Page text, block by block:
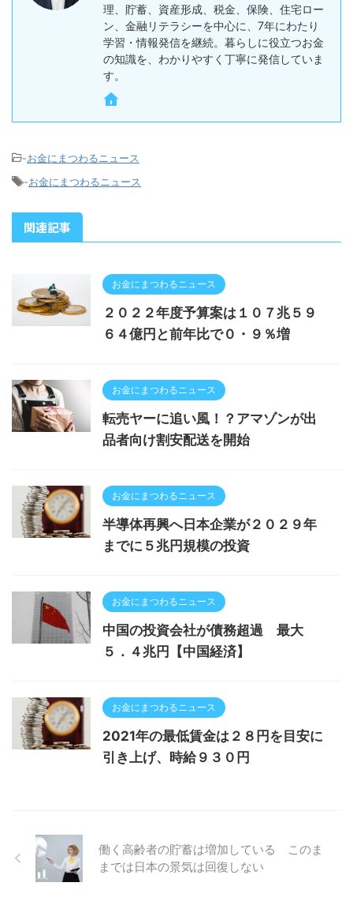
理、貯蓄、資産形成、税金、保険、住宅ロー
ン、金融リテラシーを中心に、7年にわたり
学習・情報発信を継続。暮らしに役立つお金
の知識を、わかりやすく丁寧に発信していま
す。
-お金にまつわるニュース
-お金にまつわるニュース
関連記事
お金にまつわるニュース
２０２２年度予算案は１０７兆５９
６４億円と前年比で０・９％増
お金にまつわるニュース
転売ヤーに追い風！？アマゾンが出
品者向け割安配送を開始
お金にまつわるニュース
半導体再興へ日本企業が２０２９年
までに５兆円規模の投資
お金にまつわるニュース
中国の投資会社が債務超過 最大
５．４兆円【中国経済】
お金にまつわるニュース
2021年の最低賃金は２８円を目安に
引き上げ、時給９３０円
働く高齢者の貯蓄は増加している このま
までは日本の景気は回復しない